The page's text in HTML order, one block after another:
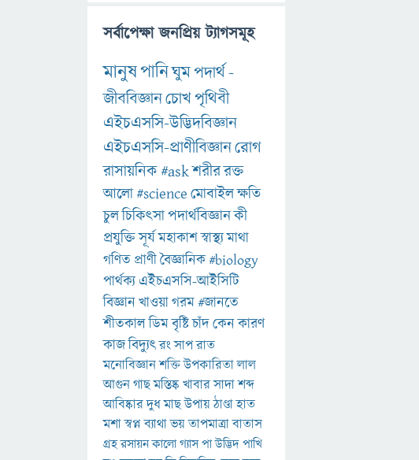
সর্বাপেক্ষা জনপ্রিয় ট্যাগসমূহ
মানুষপানিঘুমপদার্থ-
জীববিজ্ঞানচোখপৃথিবী
এইচএসসি-উদ্ভিদবিজ্ঞান
এইচএসসি-প্রাণীবিজ্ঞানরোগ
রাসায়নিক#askশরীররক্ত
আলো#scienceমোবাইলক্ষতি
চুলচিকিৎসাপদার্থবিজ্ঞানকী
প্রযুক্তিসূর্যমহাকাশস্বাস্থ্যমাথা
গণিত প্রাণীবৈজ্ঞানিক#biology
পার্থক্য এইচএসসি-আইসিটি
বিজ্ঞানখাওয়াগরম#জানতে
শীতকালডিমবৃষ্টিচাঁদকেনকারণ
কাজবিদ্যুৎরংসাপরাত
মনোবিজ্ঞানশক্তিউপকারিতালাল
আগুনগাছমস্তিষ্কখাবারসাদাশব্দ
আবিষ্কারদুধমাছউপায়ঠাণ্ডাহাত
মশাস্বপ্নব্যাথাভয়তাপমাত্রাবাতাস
গ্রহরসায়নকালোগ্যাসপাউদ্ভিদপাখি